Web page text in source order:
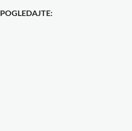
POGLEDAJTE: